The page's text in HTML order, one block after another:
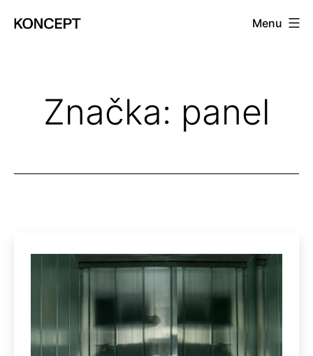
Menu
Značka: panel